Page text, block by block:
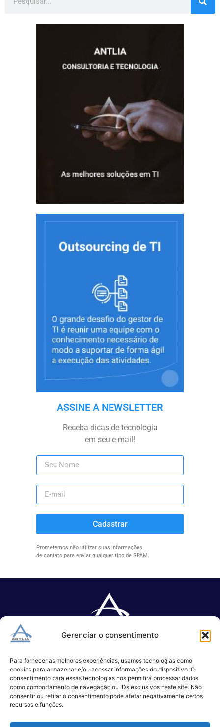
Gerenciar o consentimento
Para fornecer as melhores experiências, usamos tecnologias como
cookies para armazenar e/ou acessar informações do dispositivo. O
consentimento para essas tecnologias nos permitirá processar dados
como comportamento de navegação ou IDs exclusivos neste site. Não
consentir ou retirar o consentimento pode afetar negativamente certos
recursos e funções.
ASSINE A NEWSLETTER
Receba dicas de tecnologia
em seu e-mail!
Cadastrar
Prometemos não utilizar suas informações
de contato para enviar qualquer tipo de SPAM.
TI.
(11) 3017-0999